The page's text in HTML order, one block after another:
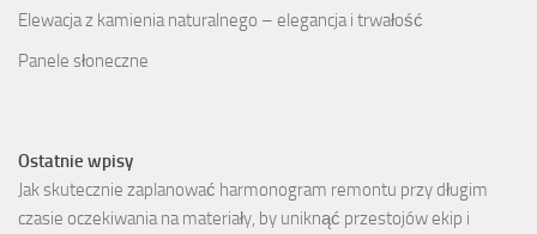
Elewacja z kamienia naturalnego – elegancja i trwałość
Panele słoneczne
Ostatnie wpisy
Jak skutecznie zaplanować harmonogram remontu przy długim
czasie oczekiwania na materiały, by uniknąć przestojów ekip i